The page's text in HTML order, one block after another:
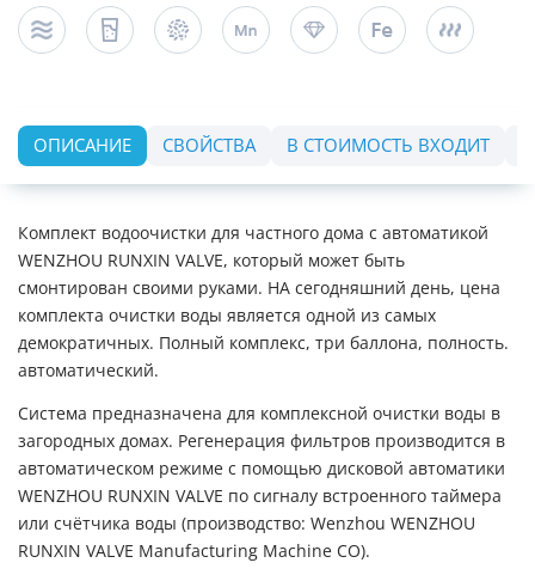
ОПИСАНИЕ СВОЙСТВА В СТОИМОСТЬ ВХОДИТ
Комплект водоочистки для частного дома с автоматикой
WENZHOU RUNXIN VALVE, который может быть
смонтирован своими руками. НА сегодняшний день, цена
комплекта очистки воды является одной из самых
демократичных. Полный комплекс, три баллона, полность.
автоматический.
Система предназначена для комплексной очистки воды в
загородных домах. Регенерация фильтров производится в
автоматическом режиме с помощью дисковой автоматики
WENZHOU RUNXIN VALVE по сигналу встроенного таймера
или счётчика воды (производство: Wenzhou WENZHOU
RUNXIN VALVE Manufacturing Machine CO).